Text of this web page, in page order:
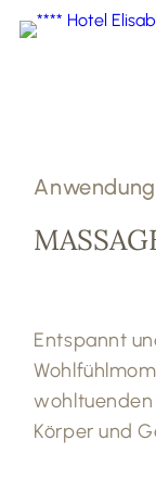
Entspannt
wohltuenden
Körper und